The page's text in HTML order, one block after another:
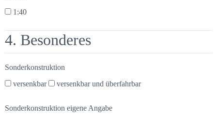
1:40
4. Besonderes
Sonderkonstruktion
versenkbar
versenkbar und überfahrbar
Sonderkonstruktion eigene Angabe